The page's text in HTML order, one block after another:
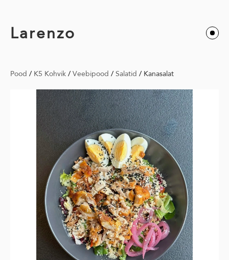
Larenzo
Pood / K5 Kohvik / Veebipood / Salatid / Kanasalat